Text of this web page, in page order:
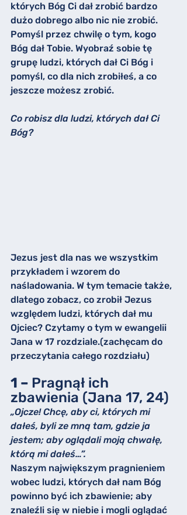
których Bóg Ci dał zrobić bardzo
dużo dobrego albo nic nie zrobić.
Pomyśl przez chwilę o tym, kogo
Bóg dał Tobie. Wyobraź sobie tę
grupę ludzi, których dał Ci Bóg i
pomyśl, co dla nich zrobiłeś, a co
jeszcze możesz zrobić.
Co robisz dla ludzi, których dał Ci
Bóg?
Jezus jest dla nas we wszystkim
przykładem i wzorem do
naśladowania. W tym temacie także,
dlatego zobacz, co zrobił Jezus
względem ludzi, których dał mu
Ojciec? Czytamy o tym w ewangelii
Jana w 17 rozdziale.(zachęcam do
przeczytania całego rozdziału)
1 – Pragnął ich
zbawienia (Jana 17, 24)
„Ojcze! Chcę, aby ci, których mi
dałeś, byli ze mną tam, gdzie ja
jestem; aby oglądali moją chwałę,
którą mi dałeś…”.
Naszym największym pragnieniem
wobec ludzi, których dał nam Bóg
powinno być ich zbawienie; aby
znaleźli się w niebie i mogli oglądać